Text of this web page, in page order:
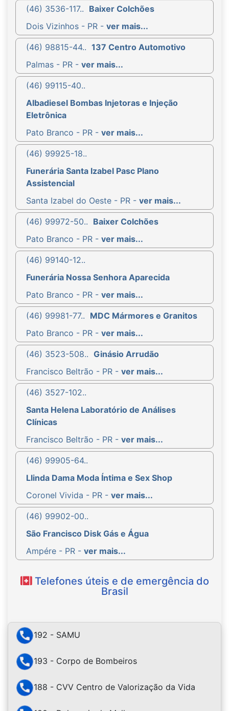
(46) 3536-117.. Baixer Colchões
Dois Vizinhos - PR - ver mais...
(46) 98815-44.. 137 Centro Automotivo
Palmas - PR - ver mais...
(46) 99115-40..
Albadiesel Bombas Injetoras e Injeção
Eletrônica
Pato Branco - PR - ver mais...
(46) 99925-18..
Funerária Santa Izabel Pasc Plano
Assistencial
Santa Izabel do Oeste - PR - ver mais...
(46) 99972-50.. Baixer Colchões
Pato Branco - PR - ver mais...
(46) 99140-12..
Funerária Nossa Senhora Aparecida
Pato Branco - PR - ver mais...
(46) 99981-77.. MDC Mármores e Granitos
Pato Branco - PR - ver mais...
(46) 3523-508.. Ginásio Arrudão
Francisco Beltrão - PR - ver mais...
(46) 3527-102..
Santa Helena Laboratório de Análises
Clínicas
Francisco Beltrão - PR - ver mais...
(46) 99905-64..
Llinda Dama Moda Íntima e Sex Shop
Coronel Vivida - PR - ver mais...
(46) 99902-00..
São Francisco Disk Gás e Água
Ampére - PR - ver mais...
Telefones úteis e de emergência do
Brasil
192 - SAMU
193 - Corpo de Bombeiros
188 - CVV Centro de Valorização da Vida